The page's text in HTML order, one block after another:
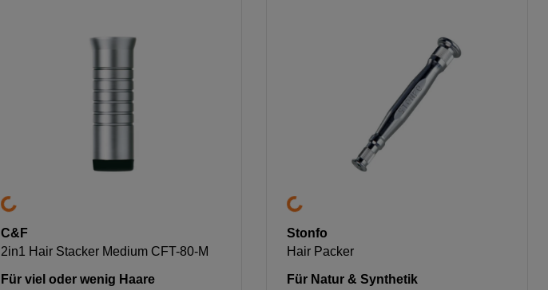
C&F
2in1 Hair Stacker Medium CFT-80-M
Für viel oder wenig Haare
Stonfo
Hair Packer
Für Natur & Synthetik